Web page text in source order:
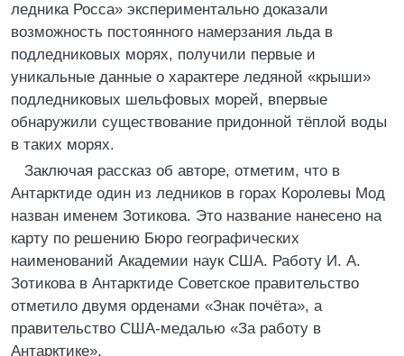
ледника Росса» экспериментально доказали
возможность постоянного намерзания льда в
подледниковых морях, получили первые и
уникальные данные о характере ледяной «крыши»
подледниковых шельфовых морей, впервые
обнаружили существование придонной тёплой воды
в таких морях.
Заключая рассказ об авторе, отметим, что в
Антарктиде один из ледников в горах Королевы Мод
назван именем Зотикова. Это название нанесено на
карту по решению Бюро географических
наименований Академии наук США. Работу И. А.
Зотикова в Антарктиде Советское правительство
отметило двумя орденами «Знак почёта», а
правительство США-медалью «За работу в
Антарктике».